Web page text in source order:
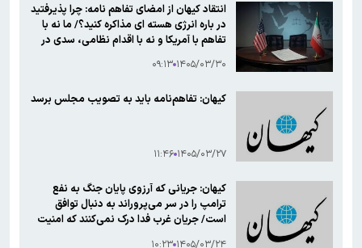
انتقاد کیهان از امضای تفاهم نامه: چرا پذیرفتید
در باره انرژی هسته ای مذاکره کنید؟/ ما نه با
تفاهم با آمریکا و نه با اقدام نظامی، سدی در
۱۴۰۵/۰۳/۳۰ ۰۹:۱۳
کیهان: تفاهم‌نامه باید به تصویب مجلس برسد
۱۴۰۵/۰۳/۲۷ ۱۱:۴۶
کیهان: جریانی که آرزوی پایان جنگ به نفع
ترامپ را در سر می‌پروراند به دنبال توافق
است/ جریان غرب فدا درک نمی‌کنند که امنیت
۱۴۰۵/۰۳/۲۴ ۱۰:۲۳